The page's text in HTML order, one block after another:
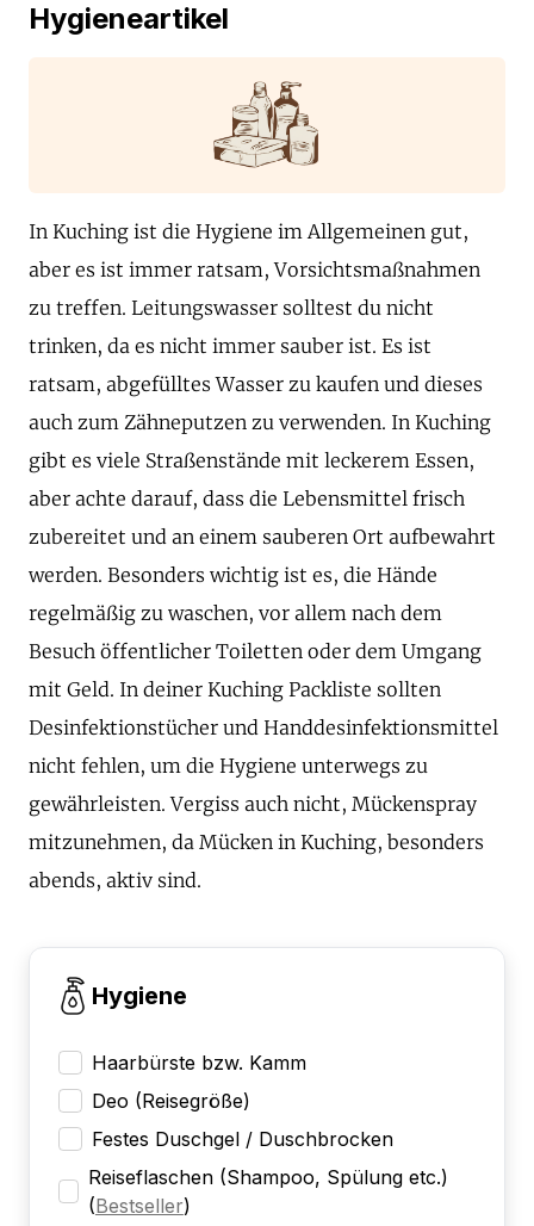
Hygieneartikel
In Kuching ist die Hygiene im Allgemeinen gut,
aber es ist immer ratsam, Vorsichtsmaßnahmen
zu treffen. Leitungswasser solltest du nicht
trinken, da es nicht immer sauber ist. Es ist
ratsam, abgefülltes Wasser zu kaufen und dieses
auch zum Zähneputzen zu verwenden. In Kuching
gibt es viele Straßenstände mit leckerem Essen,
aber achte darauf, dass die Lebensmittel frisch
zubereitet und an einem sauberen Ort aufbewahrt
werden. Besonders wichtig ist es, die Hände
regelmäßig zu waschen, vor allem nach dem
Besuch öffentlicher Toiletten oder dem Umgang
mit Geld. In deiner Kuching Packliste sollten
Desinfektionstücher und Handdesinfektionsmittel
nicht fehlen, um die Hygiene unterwegs zu
gewährleisten. Vergiss auch nicht, Mückenspray
mitzunehmen, da Mücken in Kuching, besonders
abends, aktiv sind.
Hygiene
Haarbürste bzw. Kamm
Deo (Reisegröße)
Festes Duschgel / Duschbrocken
Reiseflaschen (Shampoo, Spülung etc.)
(Bestseller)